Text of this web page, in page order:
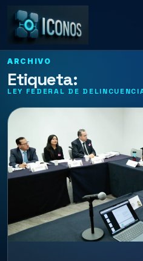
ARCHIVO
Etiqueta:
LEY FEDERAL DE